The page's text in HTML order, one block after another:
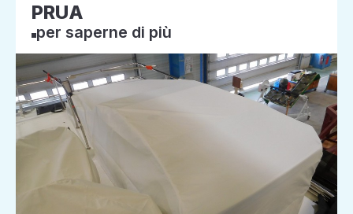
PRUA
per saperne di più